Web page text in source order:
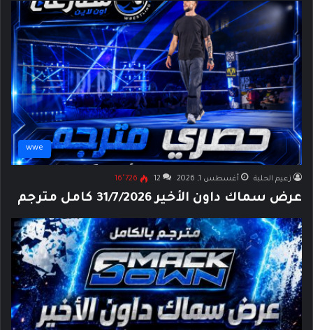
wwe
زعيم الحلبة أغسطس 1, 2026 12 16٬726
عرض سماك داون الأخير 31/7/2026 كامل مترجم